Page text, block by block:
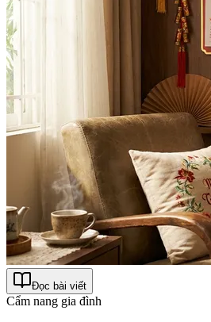
Đọc bài viết
Cẩm nang gia đình